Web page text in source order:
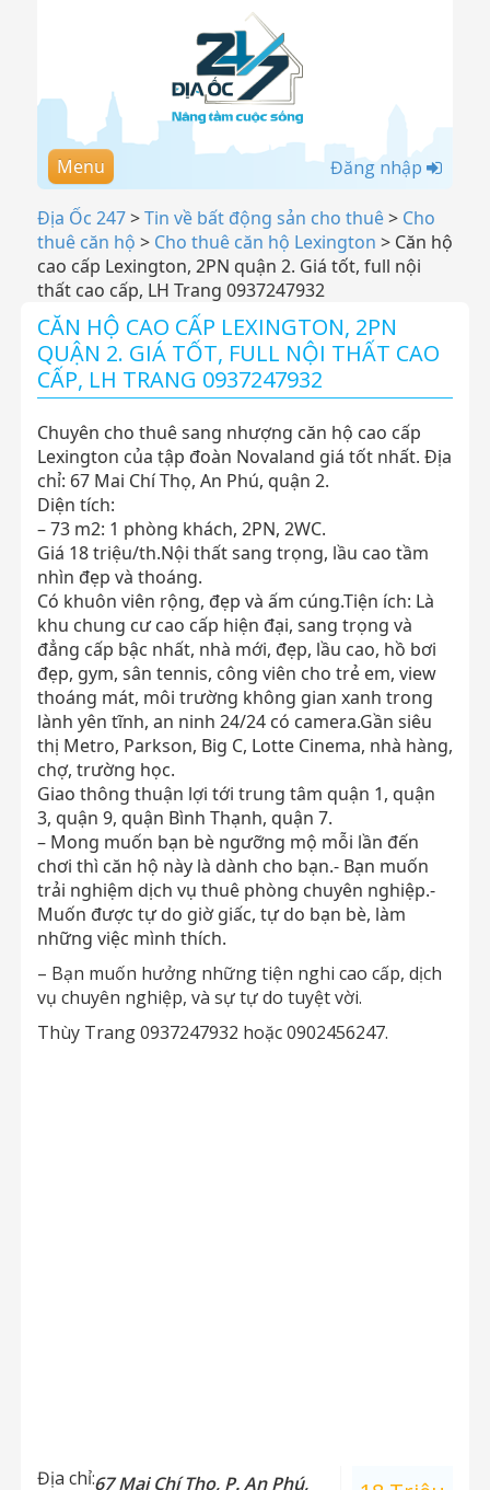
Menu Đăng nhập
Địa Ốc 247>Tin về bất động sản cho thuê> Cho
thuê căn hộ > Cho thuê căn hộ Lexington > Căn hộ
cao cấp Lexington, 2PN quận 2. Giá tốt, full nội
thất cao cấp, LH Trang 0937247932
CĂN HỘ CAO CẤP LEXINGTON, 2PN
QUẬN 2. GIÁ TỐT, FULL NỘI THẤT CAO
CẤP, LH TRANG 0937247932
Chuyên cho thuê sang nhượng căn hộ cao cấp
Lexington của tập đoàn Novaland giá tốt nhất. Địa
chỉ: 67 Mai Chí Thọ, An Phú, quận 2.
Diện tích:
– 73 m2: 1 phòng khách, 2PN, 2WC.
Giá 18 triệu/th.Nội thất sang trọng, lầu cao tầm
nhìn đẹp và thoáng.
Có khuôn viên rộng, đẹp và ấm cúng.Tiện ích: Là
khu chung cư cao cấp hiện đại, sang trọng và
đẳng cấp bậc nhất, nhà mới, đẹp, lầu cao, hồ bơi
đẹp, gym, sân tennis, công viên cho trẻ em, view
thoáng mát, môi trường không gian xanh trong
lành yên tĩnh, an ninh 24/24 có camera.Gần siêu
thị Metro, Parkson, Big C, Lotte Cinema, nhà hàng,
chợ, trường học.
Giao thông thuận lợi tới trung tâm quận 1, quận
3, quận 9, quận Bình Thạnh, quận 7.
– Mong muốn bạn bè ngưỡng mộ mỗi lần đến
chơi thì căn hộ này là dành cho bạn.- Bạn muốn
trải nghiệm dịch vụ thuê phòng chuyên nghiệp.-
Muốn được tự do giờ giấc, tự do bạn bè, làm
những việc mình thích.
– Bạn muốn hưởng những tiện nghi cao cấp, dịch
vụ chuyên nghiệp, và sự tự do tuyệt vời.
Thùy Trang 0937247932 hoặc 0902456247.
Địa chỉ:67 Mai Chí Thọ, P. An Phú,